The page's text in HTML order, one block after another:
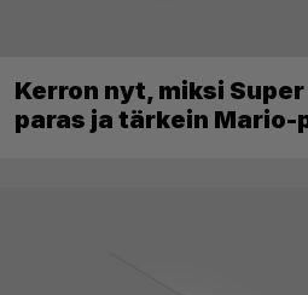
Kerron nyt, miksi
paras ja tärkein Mario-